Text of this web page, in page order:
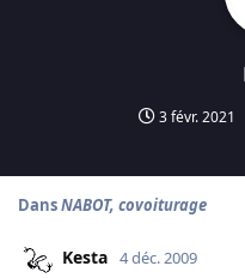
3 févr. 2021
DansNABOT, covoiturage
Kesta 4 déc. 2009